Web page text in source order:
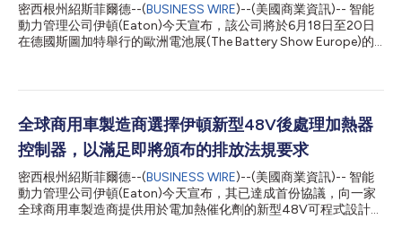
術。目前市面上有很多800伏車輛，但許多充電站只能提供400
伏的電源。BCS為希望使用擴充的直流充電網路的消費者提供了充
電靈活性。」 伊頓的BCS專為汽車、輕型商用車和全地形多功能車
少傳統接觸器所需的接觸點數量來提高整體系統效率和效能。 BCS
密西根州紹斯菲爾德--(BUSINESS WIRE)--(美國商業資訊)-- 智能
動力管理公司伊頓(Eaton)今天宣布，該公司將於6月18日至20日
在德國斯圖加特舉行的歐洲電池展(The Battery Show Europe)的
汽車採用率的不斷提高，我們正透過創新的新技術協助全球客戶滿
首要任務，我們的電動汽車解決方案可始終確保乘員和車輛本身的
安全。」 Breaktor是首創的高壓電動汽車保護裝置 伊頓的
Breaktor®電路保護技術將熔斷器、防爆開關和接觸器的功能整合
到一個單一的協調和可復式裝置中。隨著電動汽車功率水準的提
高，Breaktor解決了熔斷器和接觸器之間不斷增加的協調難題，為
大功率電池和逆變器系統提供了極為快速、安全和可靠的保護。
三合一電池排氣閥改進了電池組洩漏測試 伊頓的三合一電池排氣
全球商用車製造商選擇伊頓新型48V後處理加熱器
控制器，以滿足即將頒布的排放法規要求
密西根州紹斯菲爾德--(BUSINESS WIRE)--(美國商業資訊)-- 智能
動力管理公司伊頓(Eaton)今天宣布，其已達成首份協議，向一家
全球商用車製造商提供用於電加熱催化劑的新型48V可程式設計後